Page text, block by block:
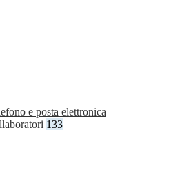
e posta elettronica
133